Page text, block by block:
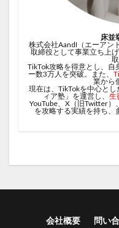
床並
株式会社AandI（エーアン
取締役として事業立ち上
TikTok攻略を得意とし、自
ー数3万人を突破。また、
業から
現在は、TikTokを中心と
ィア塾」を運営し、 生
YouTube、X（旧Twitter）
を攻略する実績を持ち、
会社概要 問い